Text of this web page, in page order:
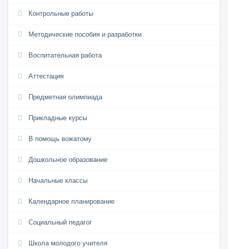
Контрольные работы
Методические пособия и разработки
Воспитательная работа
Аттестация
Предметная олимпиада
Прикладные курсы
В помощь вожатому
Дошкольное образование
Начальные классы
Календарное планирование
Социальный педагог
Школа молодого учителя